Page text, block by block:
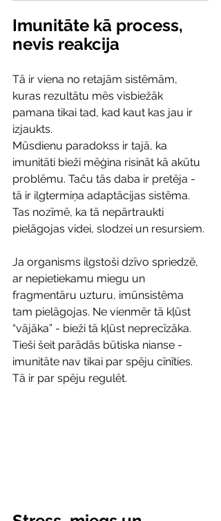
Imunitāte kā process,
nevis reakcija
Tā ir viena no retajām sistēmām,
kuras rezultātu mēs visbiežāk
pamana tikai tad, kad kaut kas jau ir
izjaukts.
Mūsdienu paradokss ir tajā, ka
imunitāti bieži mēģina risināt kā akūtu
problēmu. Taču tās daba ir pretēja -
tā ir ilgtermiņa adaptācijas sistēma.
Tas nozīmē, ka tā nepārtraukti
pielāgojas videi, slodzei un resursiem.
Ja organisms ilgstoši dzīvo spriedzē,
ar nepietiekamu miegu un
fragmentāru uzturu, imūnsistēma
tam pielāgojas. Ne vienmēr tā kļūst
“vājāka” - bieži tā kļūst neprecīzāka.
Tieši šeit parādās būtiska nianse -
imunitāte nav tikai par spēju cīnīties.
Tā ir par spēju regulēt.